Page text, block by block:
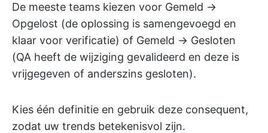
De meeste teams kiezen voor Gemeld →
Opgelost (de oplossing is samengevoegd en
klaar voor verificatie) of Gemeld → Gesloten
(QA heeft de wijziging gevalideerd en deze is
vrijgegeven of anderszins gesloten).
Kies één definitie en gebruik deze consequent,
zodat uw trends betekenisvol zijn.